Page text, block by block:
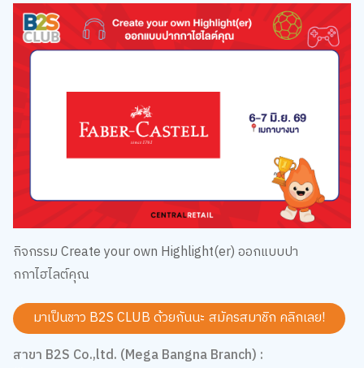
กิจกรรม Create your own Highlight(er) ออกแบบปา
กกาไฮไลต์คุณ
มาเป็นชาว B2S CLUB ด้วยกันนะ สมัครสมาชิก คลิกเลย!
สาขา B2S Co.,ltd. (Mega Bangna Branch) :